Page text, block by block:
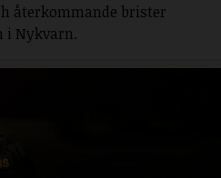
återkommande brister
i Nykvarn.